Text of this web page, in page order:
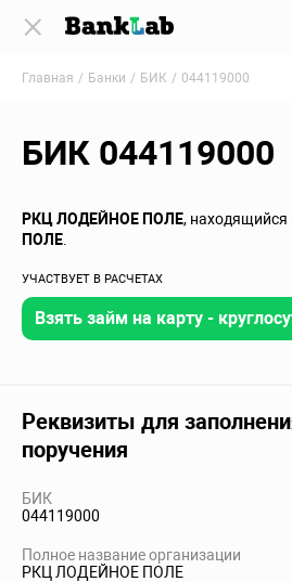
Главная Банки БИК 044119000
БИК 044119000
РКЦ ЛОДЕЙНОЕ ПОЛЕ, находящийся
ПОЛЕ
УЧАСТВУЕТ В РАСЧЕТАХ
Взять займ на карту -
Реквизиты для
поручения
БИК
044119000
Полное название организации
РКЦ ЛОДЕЙНОЕ ПОЛЕ